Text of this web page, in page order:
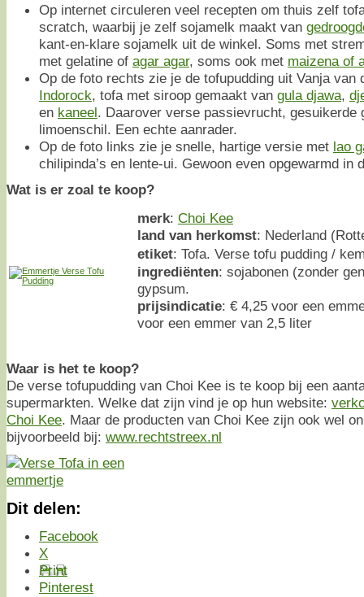
Op internet circuleren veel recepten om thuis zelf
scratch, waarbij je zelf sojamelk maakt van
kant-en-klare sojamelk uit de winkel. Soms met
met gelatine of agar agar, soms ook met maizena of
Op de foto rechts zie je de tofupudding uit Vanja van
Indorock, tofa met siroop gemaakt van gula djawa,
en kaneel. Daarover verse passievrucht, gesuikerde
limoenschil. Een echte aanrader.
Op de foto links zie je snelle, hartige versie met lao
chilipinda’s en lente-ui. Gewoon even opgewarmd in
Wat is er zoal te koop?
merk: Choi Kee
land van herkomst: Nederland
etiket: Tofa. Verse tofu pudding /
ingrediënten: sojabonen (zonder
gypsum.
prijsindicatie: € 4,25 voor een
voor een emmer van 2,5 liter
Waar is het te koop?
De verse tofupudding van Choi Kee is te koop bij een
supermarkten. Welke dat zijn vind je op hun website:
Choi Kee. Maar de producten van Choi Kee zijn ook wel
bijvoorbeeld bij: www.rechtstreex.nl
Dit delen:
Facebook
X
Print
Pinterest